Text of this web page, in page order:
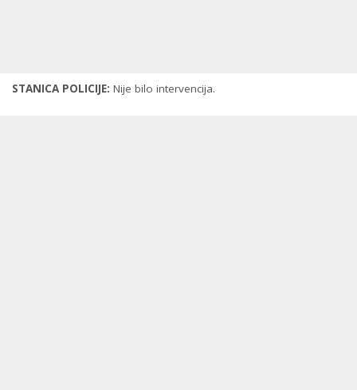
STANICA POLICIJE: Nije bilo intervencija.